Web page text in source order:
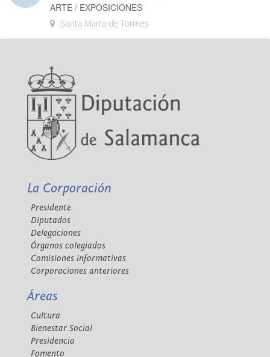
ARTE / EXPOSICIONES
Santa Marta de Tormes
La Corporación
Presidente
Diputados
Delegaciones
Órganos colegiados
Comisiones informativas
Corporaciones anteriores
Áreas
Cultura
Bienestar Social
Presidencia
Fomento